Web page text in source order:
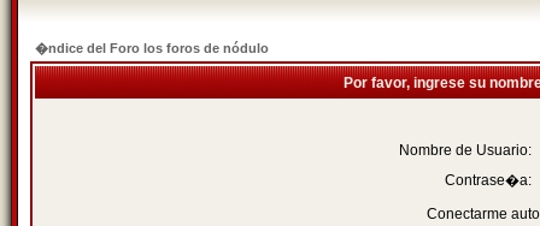
�ndice del Foro los foros de nódulo
Por favor, ingrese su
Nombre de Usuario:
Contrase�a:
Conectarme